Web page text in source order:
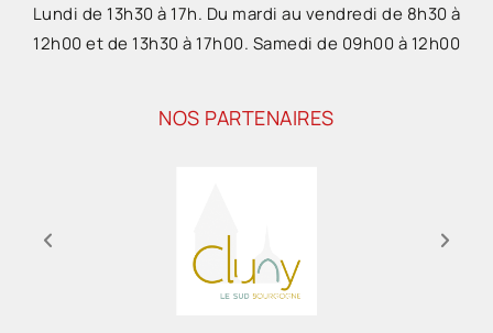
Lundi de 13h30 à 17h. Du mardi au vendredi de 8h30 à
12h00 et de 13h30 à 17h00. Samedi de 09h00 à 12h00
NOS PARTENAIRES